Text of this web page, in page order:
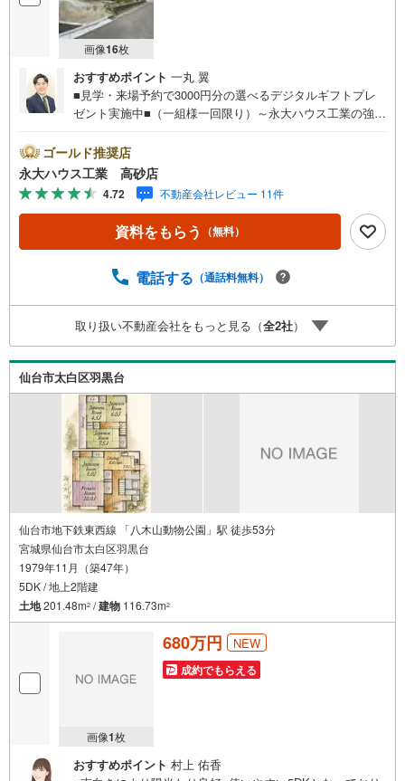
画像16枚
おすすめポイント 一丸 翼
■見学・来場予約で3000円分の選べるデジタルギフトプレ
ゼント実施中■（一組様一回限り）～永大ハウス工業の強み
は当社の強みを大きく2つに分けてご紹介！1.＜豊富な不動
産知識＞戸建・マンション・土地...と種別を問わず不動産
を取り扱っております。更に教育施設や商業施設、子育て
環境や行政などの地域情報を総合し、お客様により良い物
件選びをして頂けるよう、しっかりとサポートさせて頂き
ます。2.＜経験豊富なスタッフ＞当社では【購入】【売
ご質問はもちろん、ご購入時に気になる住宅ローン各種税
はキッズスペースも完備！お子様連れのご家族様で是非お
越しください。営業時間:10:00～18:00（定休日火・水曜日
※店舗により変動あり）現地のご案内も可能ですので、どう
ぞお気軽にお問い合わせください！
ゴールド推奨店
永大ハウス工業 高砂店
4.72 不動産会社レビュー 11件
資料をもらう （無料）
電話する （通話料無料）
取り扱い不動産会社をもっと見る（全2社）
仙台市太白区羽黒台
仙台市地下鉄東西線 「八木山動物公園」駅 徒歩53分
宮城県仙台市太白区羽黒台
1979年11月（築47年）
5DK / 地上2階建
土地201.48m2 /建物 116.73m2
画像1枚
680万円 NEW
成約でもらえる
おすすめポイント 村上 佑香